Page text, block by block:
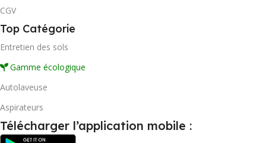
CGV
Top Catégorie
Entretien des sols
Gamme écologique
Autolaveuse
Aspirateurs
Télécharger l’application mobile :